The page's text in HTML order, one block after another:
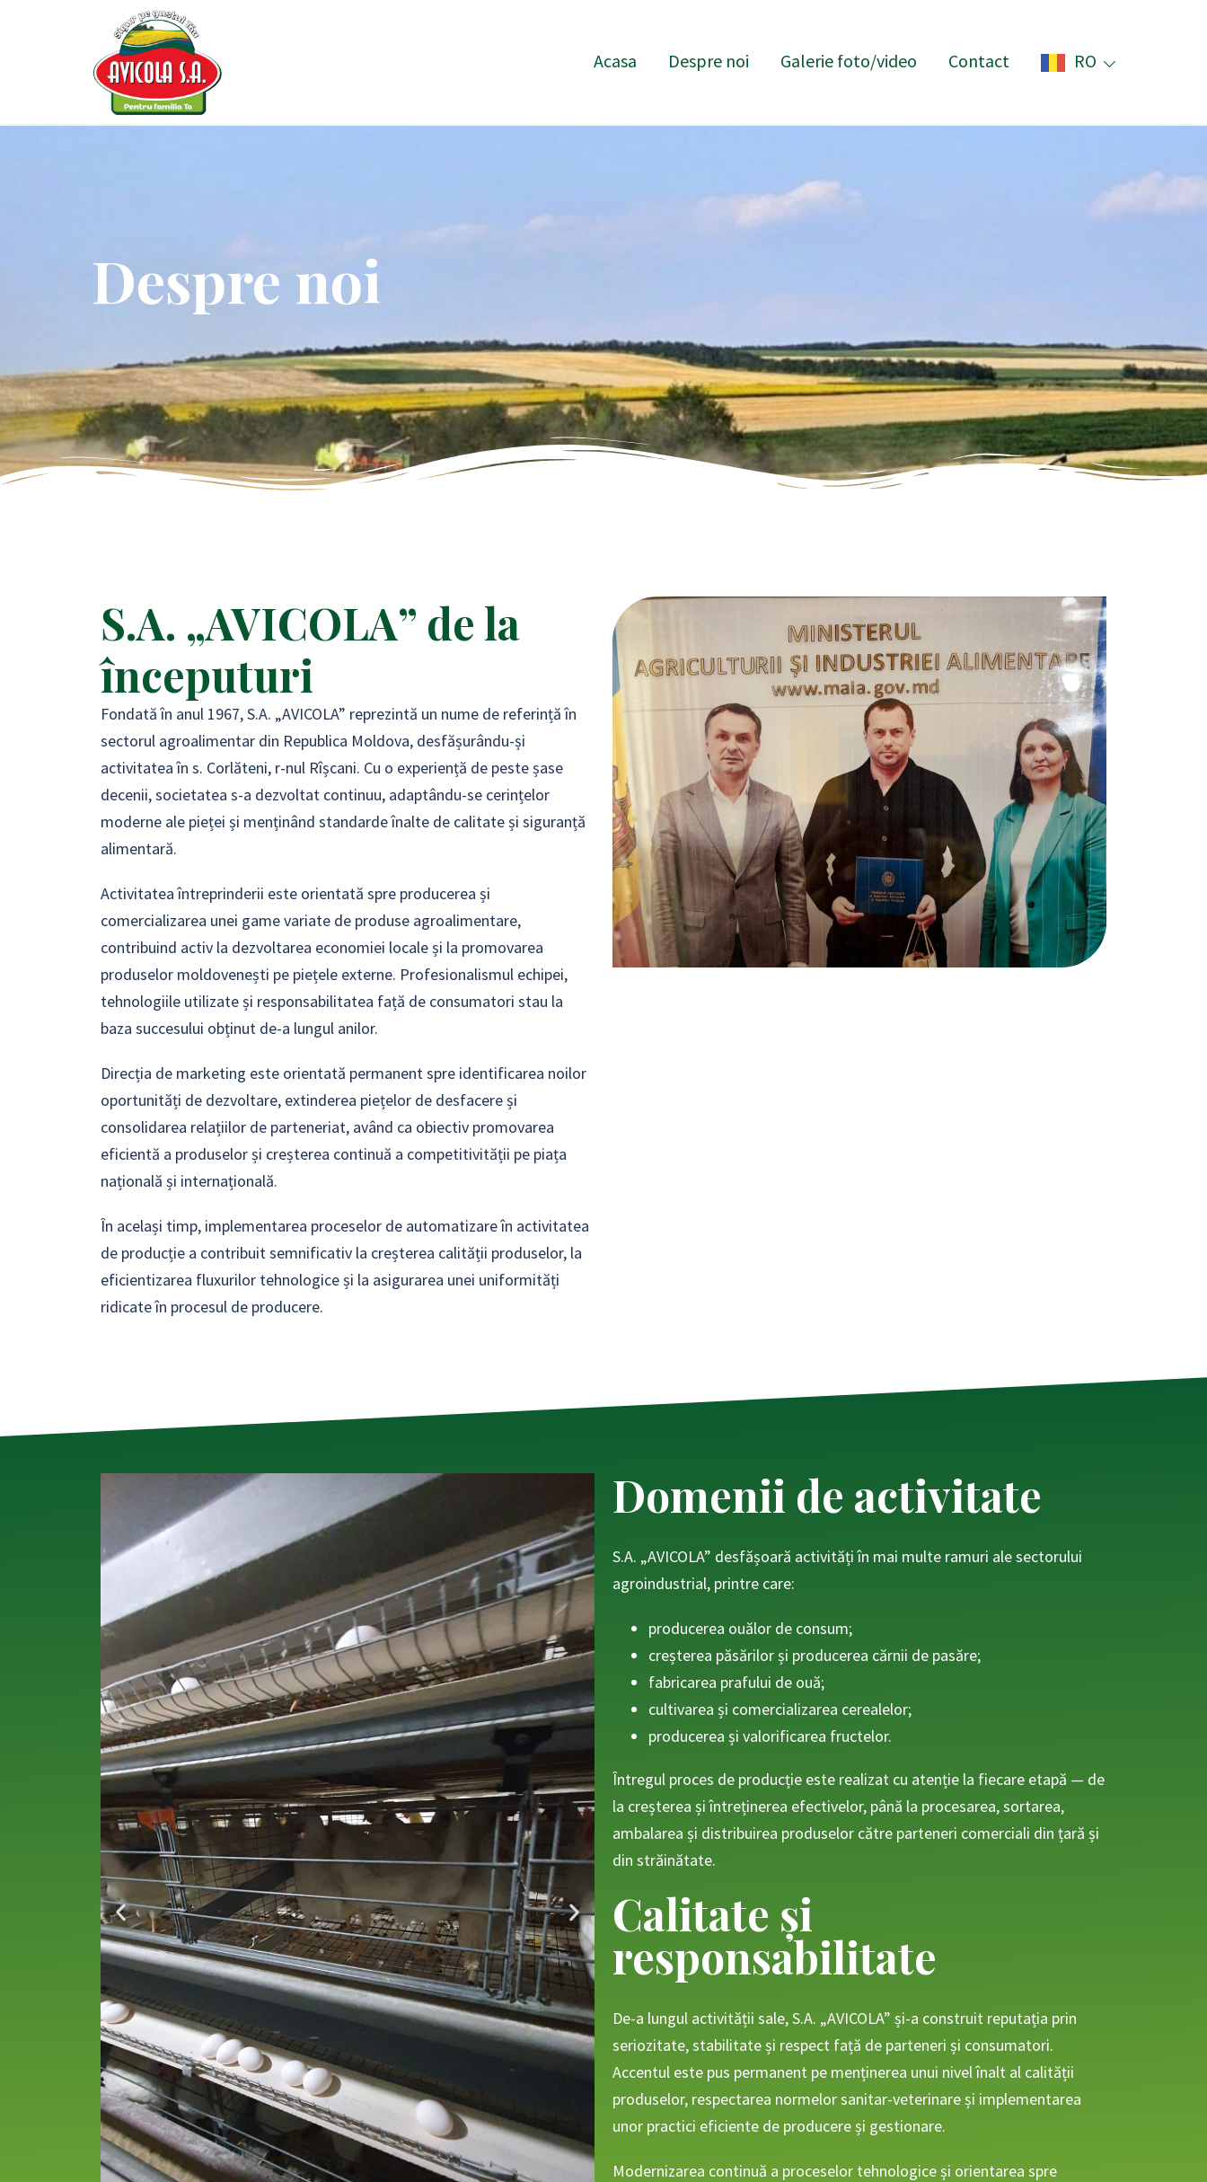
Acasa Despre noi Galerie foto/video Contact RO
Despre noi
S.A. „AVICOLA” de la
începuturi
Fondată în anul 1967, S.A. „AVICOLA” reprezintă un nume de referință în
sectorul agroalimentar din Republica Moldova, desfășurându-și
activitatea în s. Corlăteni, r-nul Rîșcani. Cu o experiență de peste șase
decenii, societatea s-a dezvoltat continuu, adaptându-se cerințelor
moderne ale pieței și menținând standarde înalte de calitate și siguranță
alimentară.
Activitatea întreprinderii este orientată spre producerea și
comercializarea unei game variate de produse agroalimentare,
contribuind activ la dezvoltarea economiei locale și la promovarea
produselor moldovenești pe piețele externe. Profesionalismul echipei,
tehnologiile utilizate și responsabilitatea față de consumatori stau la
baza succesului obținut de-a lungul anilor.
Direcția de marketing este orientată permanent spre identificarea noilor
oportunități de dezvoltare, extinderea piețelor de desfacere și
consolidarea relațiilor de parteneriat, având ca obiectiv promovarea
eficientă a produselor și creșterea continuă a competitivității pe piața
națională și internațională.
În același timp, implementarea proceselor de automatizare în activitatea
de producție a contribuit semnificativ la creșterea calității produselor, la
eficientizarea fluxurilor tehnologice și la asigurarea unei uniformități
ridicate în procesul de producere.
Domenii de activitate
S.A. „AVICOLA” desfășoară activități în mai multe ramuri ale sectorului
agroindustrial, printre care:
producerea ouălor de consum;
creșterea păsărilor și producerea cărnii de pasăre;
fabricarea prafului de ouă;
cultivarea și comercializarea cerealelor;
producerea și valorificarea fructelor.
Întregul proces de producție este realizat cu atenție la fiecare etapă — de
la creșterea și întreținerea efectivelor, până la procesarea, sortarea,
ambalarea și distribuirea produselor către parteneri comerciali din țară și
din străinătate.
Calitate și
responsabilitate
De-a lungul activității sale, S.A. „AVICOLA” și-a construit reputația prin
seriozitate, stabilitate și respect față de parteneri și consumatori.
Accentul este pus permanent pe menținerea unui nivel înalt al calității
produselor, respectarea normelor sanitar-veterinare și implementarea
unor practici eficiente de producere și gestionare.
Modernizarea continuă a proceselor tehnologice și orientarea spre